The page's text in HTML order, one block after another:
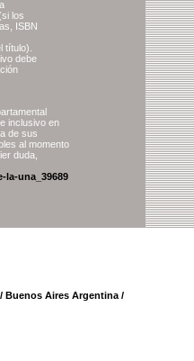
los
ISBN
título).
debe
inclusivo en
de sus
al momento
duda,
una_39689
Buenos Aires Argentina /